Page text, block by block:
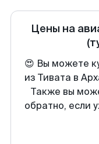
Цены на
😍 Вы можете
из Тивата в
Также вы
обратно, если